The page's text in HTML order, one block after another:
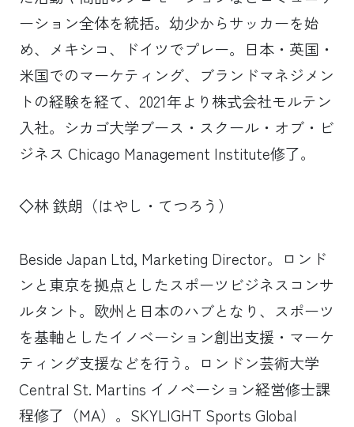
ーション全体を統括。幼少からサッカーを始
め、メキシコ、ドイツでプレー。日本・英国・
米国でのマーケティング、ブランドマネジメン
トの経験を経て、2021年より株式会社モルテン
入社。シカゴ大学ブース・スクール・オブ・ビ
ジネス Chicago Management Institute修了。
◇林 鉄朗（はやし・てつろう）
Beside Japan Ltd, Marketing Director。ロンド
ンと東京を拠点としたスポーツビジネスコンサ
ルタント。欧州と日本のハブとなり、スポーツ
を基軸としたイノベーション創出支援・マーケ
ティング支援などを行う。ロンドン芸術大学
Central St. Martins イノベーション経営修士課
程修了（MA）。SKYLIGHT Sports Global